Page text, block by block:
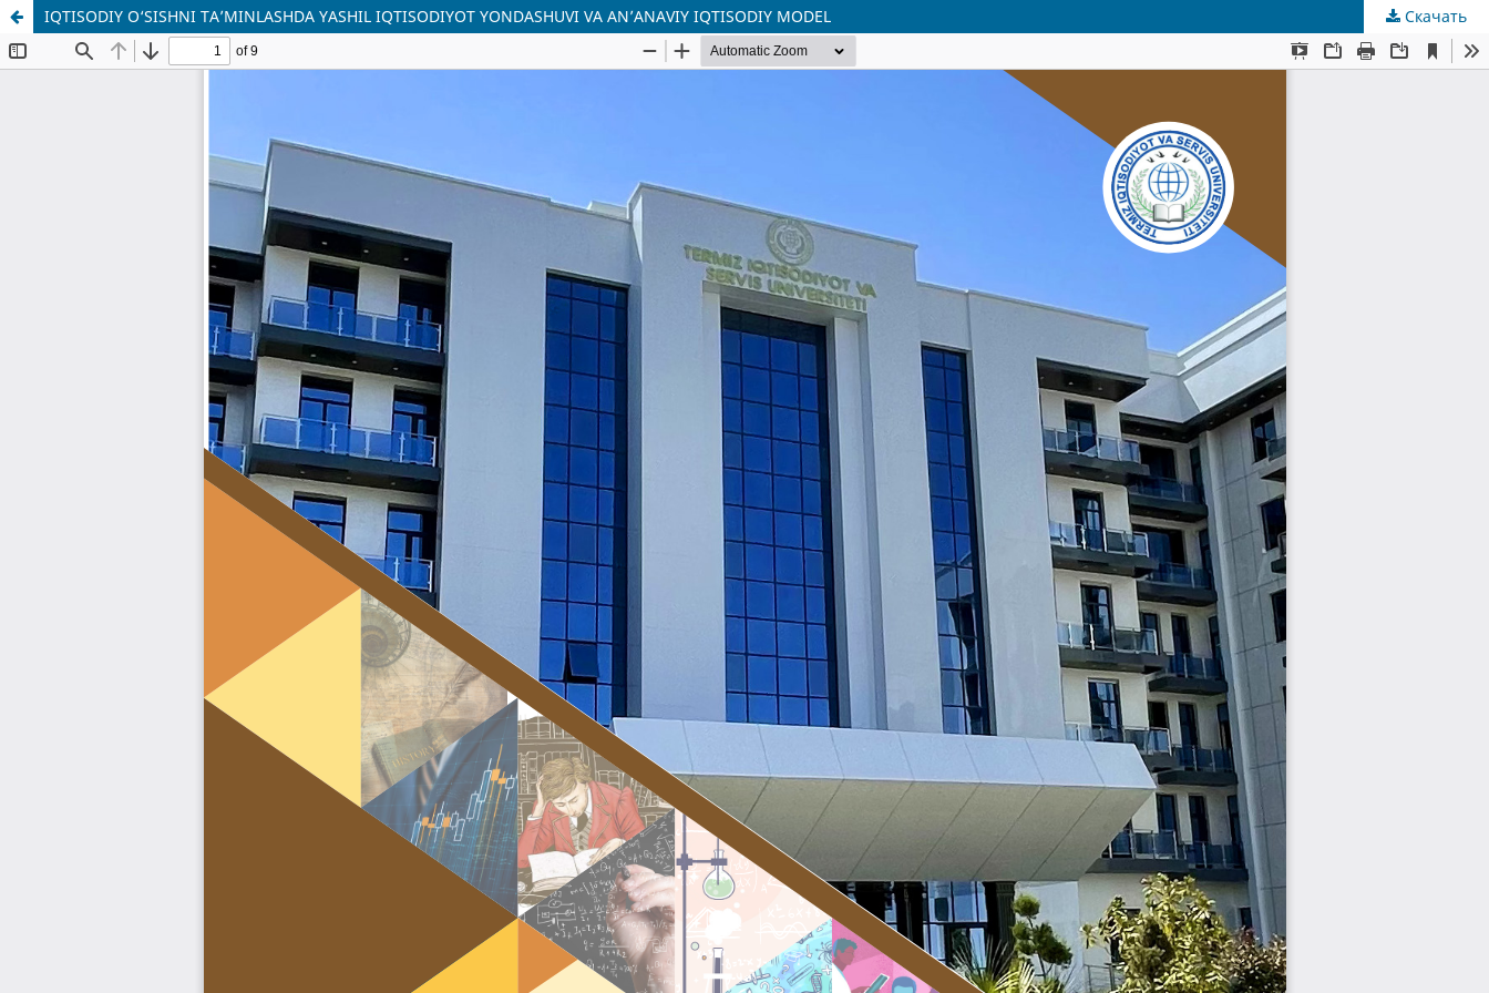
IQTISODIY O‘SISHNI TA’MINLASHDA YASHIL IQTISODIYOT YONDASHUVI VA AN’ANAVIY IQTISODIY MODEL Скачать